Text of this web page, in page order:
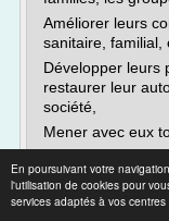
En poursuivant votre
l'utilisation de cookies pour
services adaptés à vos centres
Améliorer leurs
sanitaire, familial,
Développer leurs
restaurer leur
société,
Mener avec eux
Lire la suite
Site :http://